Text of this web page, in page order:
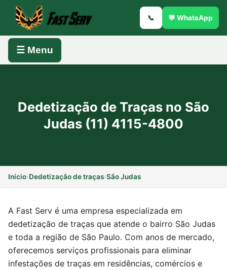
📞 💬 WhatsApp
☰ Menu
Dedetização de Traças no São
Judas (11) 4115-4800
Início›Dedetização de traças›São Judas
A Fast Serv é uma empresa especializada em
dedetização de traças que atende o bairro São Judas
e toda a região de São Paulo. Com anos de mercado,
oferecemos serviços profissionais para eliminar
infestações de traças em residências, comércios e